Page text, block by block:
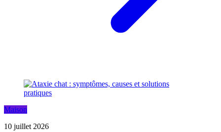
Maison
10 juillet 2026